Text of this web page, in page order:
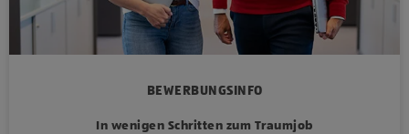
BEWERBUNGSINFO
In wenigen Schritten zum Traumjob